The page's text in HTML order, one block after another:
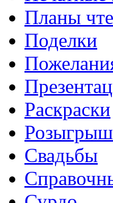
Планы
Поделки
Раскраски
Свадьбы